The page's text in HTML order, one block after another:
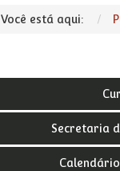
Você está aqui:
Secretaria